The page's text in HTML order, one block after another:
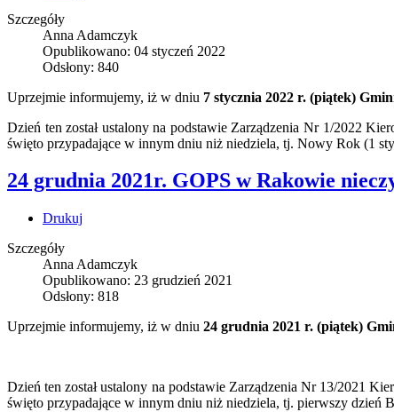
Szczegóły
Anna Adamczyk
Opublikowano: 04 styczeń 2022
Odsłony: 840
Uprzejmie informujemy, iż w dniu 7 stycznia 2022 r. (piątek)
Dzień ten został ustalony na podstawie Zarządzenia Nr 1/2022
święto przypadające w innym dniu niż niedziela, tj. Nowy Rok (1
24 grudnia 2021r. GOPS w Rakowie
Drukuj
Szczegóły
Anna Adamczyk
Opublikowano: 23 grudzień 2021
Odsłony: 818
Uprzejmie informujemy, iż w dniu 24 grudnia 2021 r. (piątek)
Dzień ten został ustalony na podstawie Zarządzenia Nr 13/2021
święto przypadające w innym dniu niż niedziela, tj. pierwszy dzień